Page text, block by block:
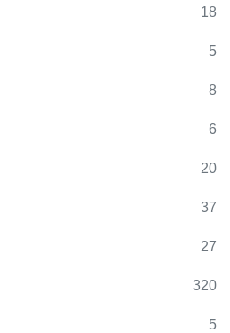
18
5
8
6
20
37
27
320
5